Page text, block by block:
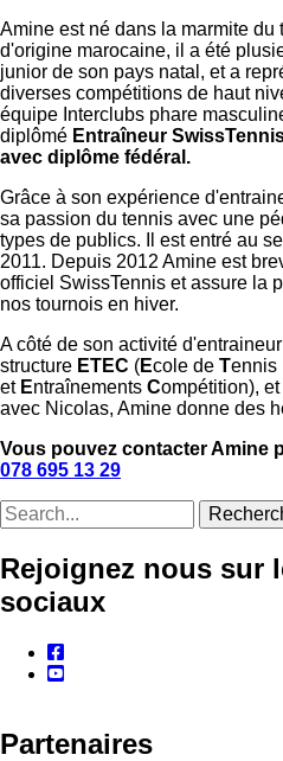
Amine est né dans la marmite
d'origine marocaine, il a été
junior de son pays natal, et a
diverses compétitions de haut
équipe Interclubs phare
diplômé Entraîneur
avec diplôme fédéral.
Grâce à son expérience
sa passion du tennis avec une
types de publics. Il est entré au
2011. Depuis 2012 Amine est
officiel SwissTennis et assure la
nos tournois en hiver.
A côté de son activité
structure ETEC (Ecole de Tennis
et Entraînements Compétition),
avec Nicolas, Amine donne des
Vous pouvez contacter Amine
078 695 13 29
Recherche
Rejoignez nous sur
sociaux
facebook
youtube
Partenaires